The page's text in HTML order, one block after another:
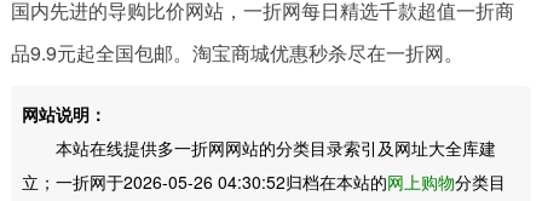
国内先进的导购比价网站，一折网每日精选千款超值一折商
品9.9元起全国包邮。淘宝商城优惠秒杀尽在一折网。
网站说明：
本站在线提供多一折网网站的分类目录索引及网址大全库建
立；一折网于2026-05-26 04:30:52归档在本站的网上购物分类目